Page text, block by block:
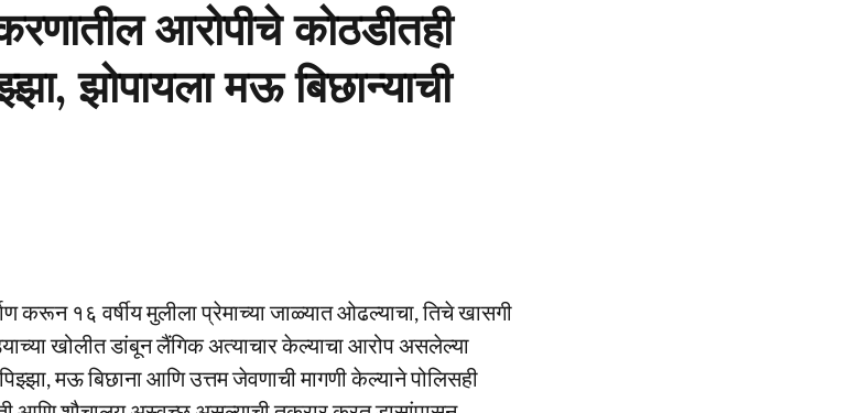
आरोपीचे कोठडीतही
झोपायला मऊ बिछान्याची
करून १६ वर्षीय मुलीला प्रेमाच्या जाळ्यात ओढल्याचा, तिचे खासगी
खोलीत डांबून लैंगिक अत्याचार केल्याचा आरोप असलेल्या
मऊ बिछाना आणि उत्तम जेवणाची मागणी केल्याने पोलिसही